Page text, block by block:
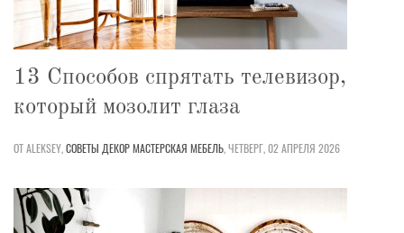
13 Способов спрятать телевизор,
который мозолит глаза
ОТ ALEKSEY,СОВЕТЫ ДЕКОРМАСТЕРСКАЯ МЕБЕЛЬ,ЧЕТВЕРГ, 02 АПРЕЛЯ 2026